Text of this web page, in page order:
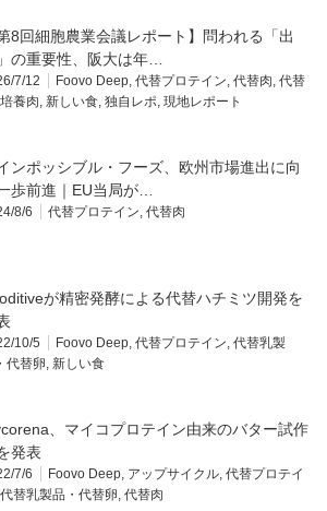
第8回細胞農業会議レポート】問われる「出
の重要性、阪大は年…
7/12 Foovo Deep 代替プロテイン 代替肉 代替
培養肉 新しい食 独自レポ 現地レポート
ンポッシブル・フーズ、欧州市場進出に向
歩前進｜EU当局が…
8/6 代替プロテイン 代替肉
が精密発酵による代替ハチミツ開発を
10/5 Foovo Deep 代替プロテイン 代替乳製
代替卵 新しい食
、マイコプロテイン由来のバター試作
発表
7/6 Foovo Deep アップサイクル 代替プロテイ
代替乳製品・代替卵 代替肉